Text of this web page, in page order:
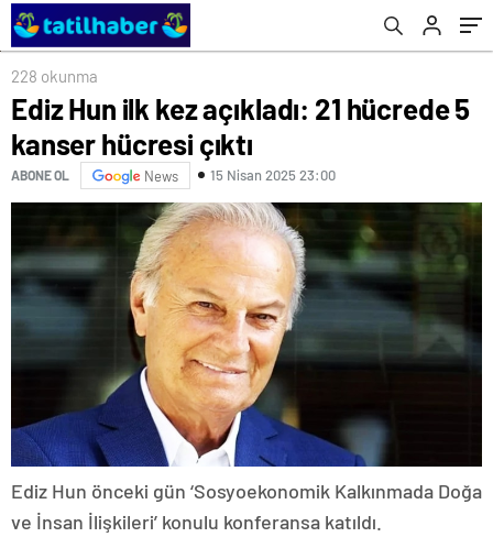
228 okunma
Ediz Hun ilk kez açıkladı: 21 hücrede 5
kanser hücresi çıktı
ABONE OL News 15 Nisan 2025 23:00
Ediz Hun önceki gün ‘Sosyoekonomik Kalkınmada Doğa
ve İnsan İlişkileri’ konulu konferansa katıldı.